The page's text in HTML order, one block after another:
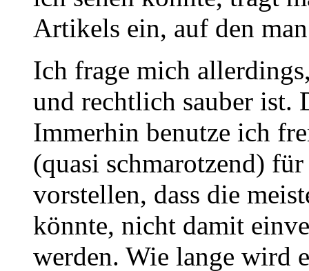
Artikels ein, auf den
Ich frage mich
und rechtlich sauber ist.
Immerhin benutze ich
(quasi schmarotzend)
vorstellen, dass die
könnte, nicht damit
werden. Wie lange wird